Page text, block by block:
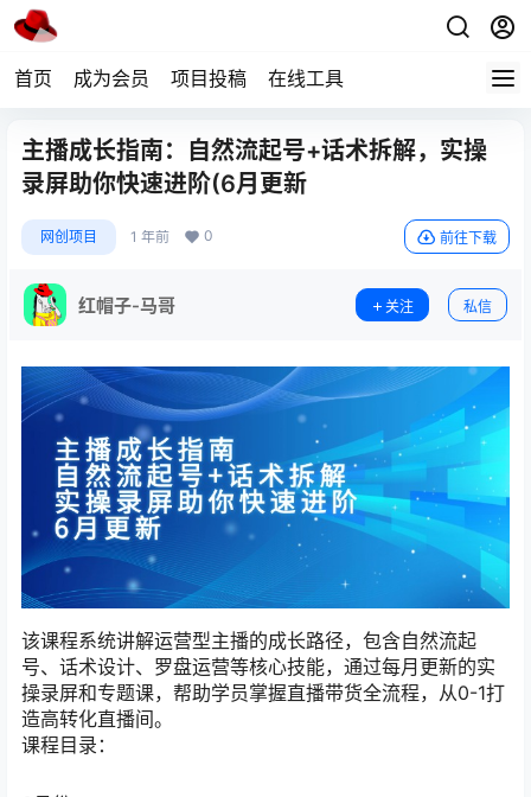
首页 成为会员 项目投稿 在线工具
主播成长指南：自然流起号+话术拆解，实操
录屏助你快速进阶(6月更新
网创项目 1 年前 0 前往下载
红帽子-马哥 关注 私信
该课程系统讲解运营型主播的成长路径，包含自然流起
号、话术设计、罗盘运营等核心技能，通过每月更新的实
操录屏和专题课，帮助学员掌握直播带货全流程，从0-1打
造高转化直播间。
课程目录：